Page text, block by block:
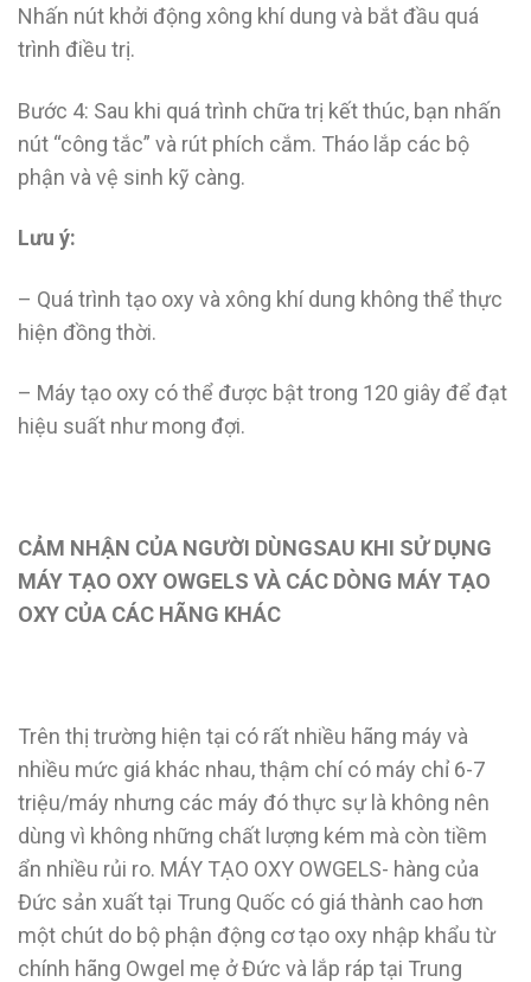
Nhấn nút khởi động xông khí dung và bắt đầu quá
trình điều trị.
Bước 4: Sau khi quá trình chữa trị kết thúc, bạn nhấn
nút “công tắc” và rút phích cắm. Tháo lắp các bộ
phận và vệ sinh kỹ càng.
Lưu ý:
– Quá trình tạo oxy và xông khí dung không thể thực
hiện đồng thời.
– Máy tạo oxy có thể được bật trong 120 giây để đạt
hiệu suất như mong đợi.
CẢM NHẬN CỦA NGƯỜI DÙNGSAU KHI SỬ DỤNG
MÁY TẠO OXY OWGELS VÀ CÁC DÒNG MÁY TẠO
OXY CỦA CÁC HÃNG KHÁC
Trên thị trường hiện tại có rất nhiều hãng máy và
nhiều mức giá khác nhau, thậm chí có máy chỉ 6-7
triệu/máy nhưng các máy đó thực sự là không nên
dùng vì không những chất lượng kém mà còn tiềm
ẩn nhiều rủi ro. MÁY TẠO OXY OWGELS- hàng của
Đức sản xuất tại Trung Quốc có giá thành cao hơn
một chút do bộ phận động cơ tạo oxy nhập khẩu từ
chính hãng Owgel mẹ ở Đức và lắp ráp tại Trung